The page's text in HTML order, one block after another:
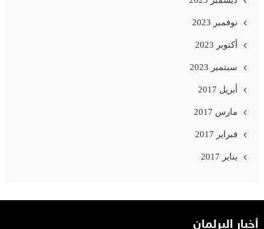
نوفمبر 2023
أكتوبر 2023
سبتمبر 2023
أبريل 2017
مارس 2017
فبراير 2017
يناير 2017
أخبار البرلمان